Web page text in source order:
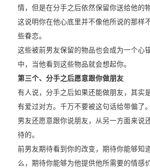
情，但是在分手之后依然保留你送给他的物
这说明你在他心底里并不像他所说的那样
些眷恋。
这些被前男友保留的物品也会成为一个心
中，当他看到这些物品就会想起你。
第三个、分手之后愿意跟你做朋友
有人说，分手之后如果还能做朋友，其实
有爱过对方。千万不要被这句话给带偏了
男友还愿意跟你说朋友，从另一方面来说
待的。
前男友期待看到你的改变，期待你能够知
么，期待你能够为他提供他所需要的情感价